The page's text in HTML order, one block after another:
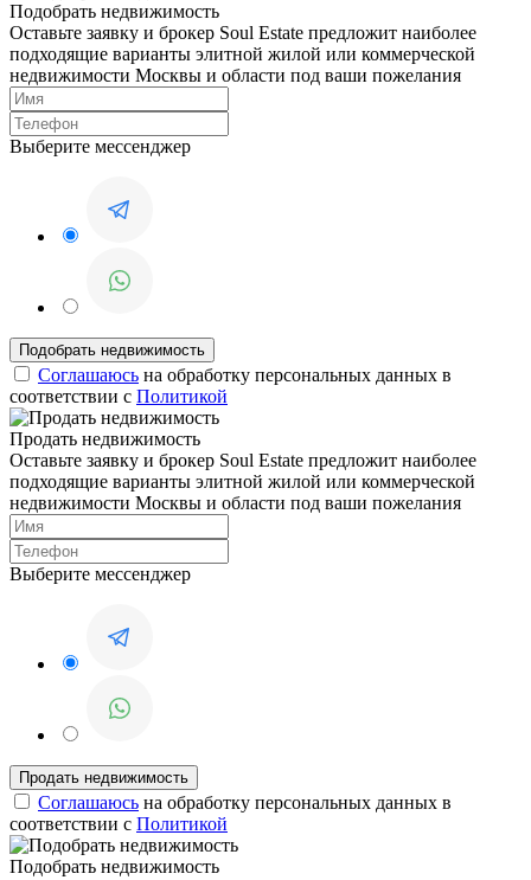
Подобрать недвижимость
Оставьте заявку и брокер Soul Estate предложит наиболее
подходящие варианты элитной жилой или коммерческой
недвижимости Москвы и области под ваши пожелания
Выберите мессенджер
Соглашаюсь на обработку персональных данных в
соответствии с Политикой
Продать недвижимость
Оставьте заявку и брокер Soul Estate предложит наиболее
подходящие варианты элитной жилой или коммерческой
недвижимости Москвы и области под ваши пожелания
Выберите мессенджер
Соглашаюсь на обработку персональных данных в
соответствии с Политикой
Подобрать недвижимость